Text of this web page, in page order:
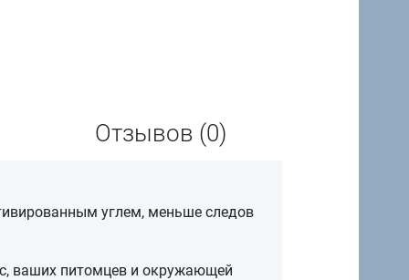
Отзывов (0)
углем, меньше следов
ваших питомцев и окружающей